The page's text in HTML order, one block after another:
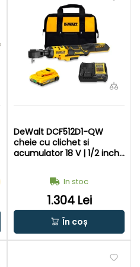
DeWalt DCF512D1-QW
cheie cu clichet si
acumulator 18 V | 1/2 inch
1 x 2 Ah acumulator +
incarcator | In cutie de
carton original
In stoc
1.304 Lei
În coș